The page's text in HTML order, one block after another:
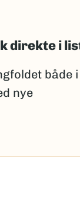
direkte i
både i
nye